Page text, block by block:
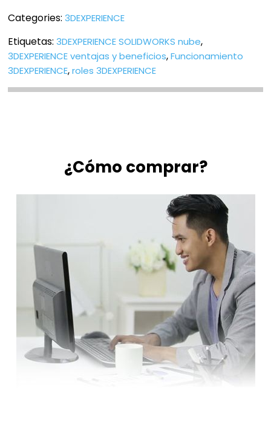
Categories: 3DEXPERIENCE
Etiquetas: 3DEXPERIENCE SOLIDWORKS nube,
3DEXPERIENCE ventajas y beneficios,Funcionamiento
3DEXPERIENCE,roles 3DEXPERIENCE
¿Cómo comprar?